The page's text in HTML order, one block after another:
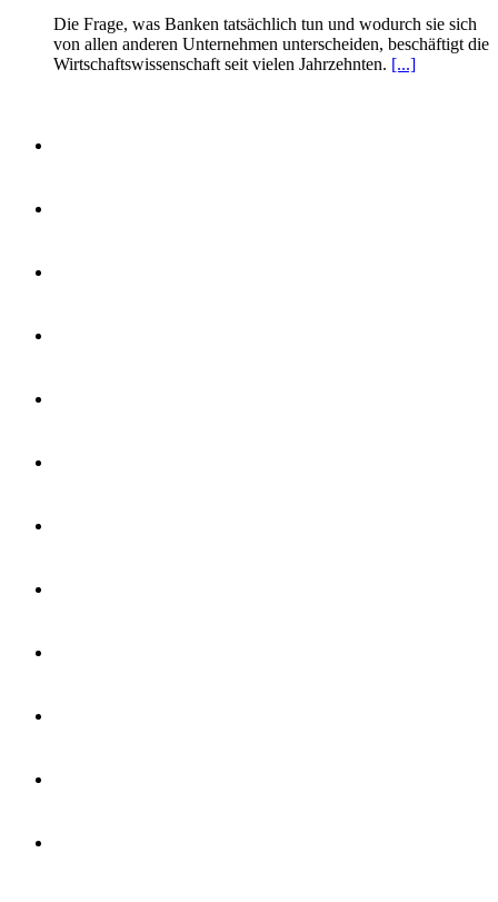
Die Frage, was Banken tatsächlich tun und wodurch sie sich
von allen anderen Unternehmen unterscheiden, beschäftigt die
Wirtschaftswissenschaft seit vielen Jahrzehnten. [...]